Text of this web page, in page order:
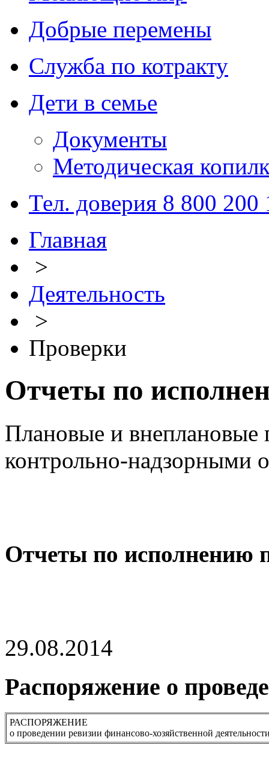
Добрые перемены
Служба по котракту
Дети в семье
Документы
Методическая
Тел. доверия 8 800 200
Главная
>
Деятельность
>
Проверки
Отчеты по
Плановые и внеплановые
контрольно-надзорными
Отчеты по исполнению
29.08.2014
Распоряжение о
РАСПОРЯЖЕНИЕ
о проведении ревизии финансово-хозяйственной